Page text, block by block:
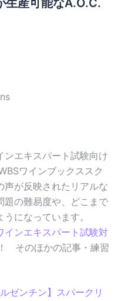
生産可能なA.O.C.
ンエキスパート試験向け
ワインブックススク
声が反映されたリアルな
題の難易度や、どこまで
になっています。
インエキスパート試験対
そのほかの記事・練習
ゼンチン】スパークリ